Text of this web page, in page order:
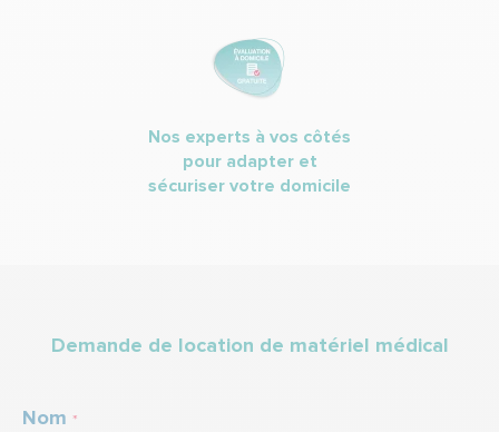
Nos experts à vos côtés
pour adapter et
sécuriser votre domicile
Demande de location de matériel médical
*
Nom